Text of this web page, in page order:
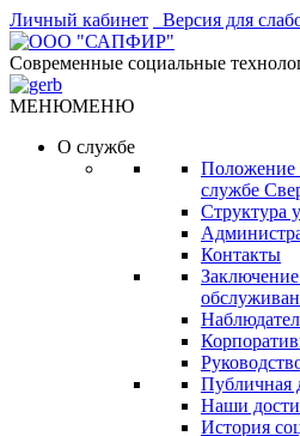
Личный кабинет Версия для
Современные социальные
МЕНЮМЕНЮ
О службе
Положение
службе
Структура
Контакты
Публичная
Наши
История